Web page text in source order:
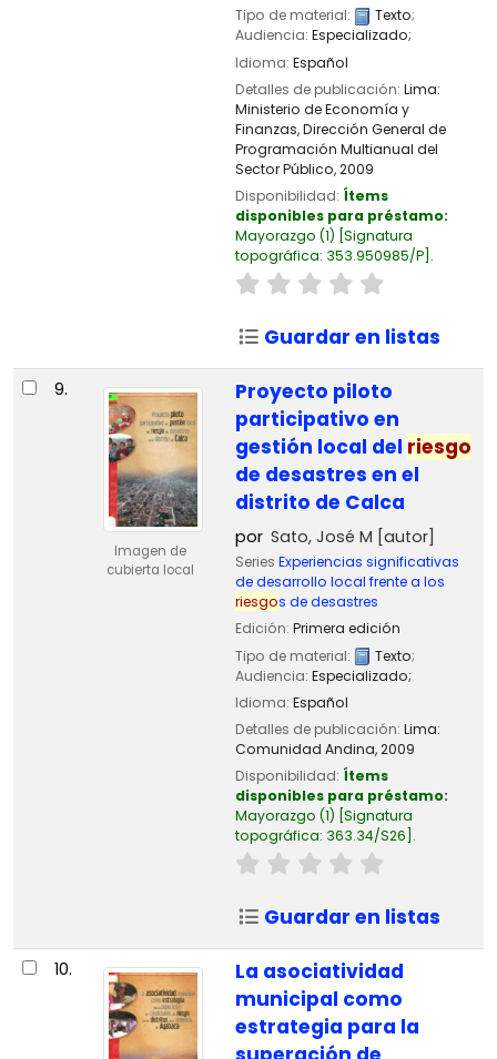
Tipo de material:
Texto;
Audiencia: Especializado;
Idioma: Español
Detalles de publicación: Lima:
Ministerio de Economía y
Finanzas, Dirección General de
Programación Multianual del
Sector Público,2009
Disponibilidad: Ítems
disponibles para préstamo:
Mayorazgo (1) Signatura
topográfica: 353.950985/P .
Guardar en listas
9.
Imagen de
cubierta local
Proyecto piloto
participativo en
gestión local del riesgo
de desastres en el
distrito de Calca
por Sato, José M [autor]
Series Experiencias significativas
de desarrollo local frente a los
riesgos de desastres
Edición: Primera edición
Tipo de material:
Texto;
Audiencia: Especializado;
Idioma: Español
Detalles de publicación: Lima:
Comunidad Andina,2009
Disponibilidad: Ítems
disponibles para préstamo:
Mayorazgo (1) Signatura
topográfica: 363.34/S26 .
Guardar en listas
10.
La asociatividad
municipal como
estrategia para la